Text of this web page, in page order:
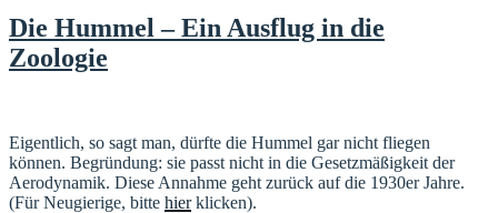
Die Hummel – Ein Ausflug in die
Zoologie
Eigentlich, so sagt man, dürfte die Hummel gar nicht fliegen
können. Begründung: sie passt nicht in die Gesetzmäßigkeit der
Aerodynamik. Diese Annahme geht zurück auf die 1930er Jahre.
(Für Neugierige, bitte hierklicken).